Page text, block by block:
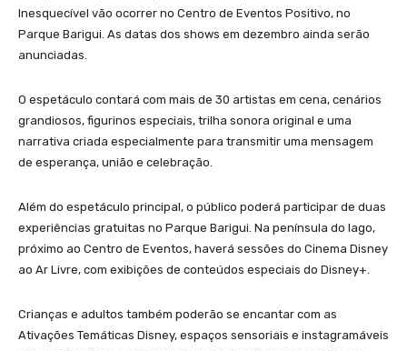
Inesquecível vão ocorrer no Centro de Eventos Positivo, no
Parque Barigui. As datas dos shows em dezembro ainda serão
anunciadas.
O espetáculo contará com mais de 30 artistas em cena, cenários
grandiosos, figurinos especiais, trilha sonora original e uma
narrativa criada especialmente para transmitir uma mensagem
de esperança, união e celebração.
Além do espetáculo principal, o público poderá participar de duas
experiências gratuitas no Parque Barigui. Na península do lago,
próximo ao Centro de Eventos, haverá sessões do Cinema Disney
ao Ar Livre, com exibições de conteúdos especiais do Disney+.
Crianças e adultos também poderão se encantar com as
Ativações Temáticas Disney, espaços sensoriais e instagramáveis